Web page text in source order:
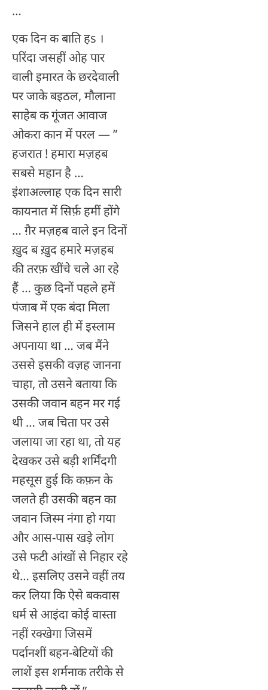
…
एक दिन क बाति हs ।
परिंदा जसहीं ओह पार
वाली इमारत के छरदेवाली
पर जाके बइठल, मौलाना
साहेब क गूंजत आवाज
ओकरा कान में परल — ”
हजरात ! हमारा मज़हब
सबसे महान है …
इंशाअल्लाह एक दिन सारी
कायनात में सिर्फ़ हमीं होंगे
… ग़ैर मज़हब वाले इन दिनों
ख़ुद ब ख़ुद हमारे मज़हब
की तरफ़ खींचे चले आ रहे
हैं … कुछ दिनों पहले हमें
पंजाब में एक बंदा मिला
जिसने हाल ही में इस्लाम
अपनाया था … जब मैंने
उससे इसकी वज़ह जानना
चाहा, तो उसने बताया कि
उसकी जवान बहन मर गई
थी … जब चिता पर उसे
जलाया जा रहा था, तो यह
देखकर उसे बड़ी शर्मिंदगी
महसूस हुई कि कफ़न के
जलते ही उसकी बहन का
जवान जिस्म नंगा हो गया
और आस-पास खड़े लोग
उसे फटी आंखों से निहार रहे
थे… इसलिए उसने वहीं तय
कर लिया कि ऐसे बकवास
धर्म से आइंदा कोई वास्ता
नहीं रक्खेगा जिसमें
पर्दानशीं बहन-बेटियों की
लाशें इस शर्मनाक तरीके से